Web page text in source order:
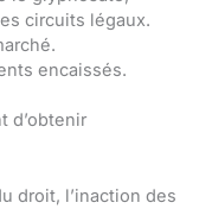
circuits légaux.
encaissés.
d’obtenir
droit, l’inaction des